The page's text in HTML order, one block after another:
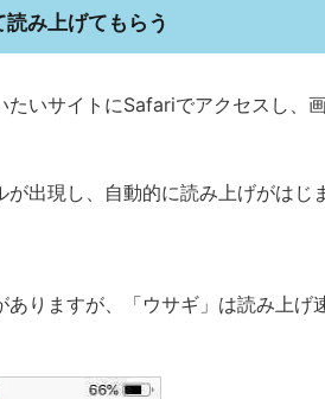
み上げてもらう
たいサイトにSafariでアクセスし、
出現し、自動的に読み上げがはじ
ありますが、「ウサギ」は読み上